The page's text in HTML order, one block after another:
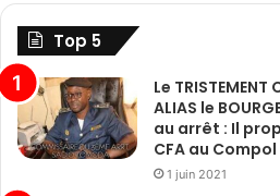
Top 5
Le TRISTEMENT
ALIAS le
au arrêt : Il
CFA au
1 juin 2021